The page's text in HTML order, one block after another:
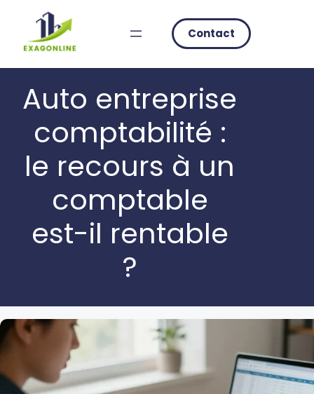
content
Contact
Auto entreprise
comptabilité :
le recours à un
comptable
est-il rentable
?